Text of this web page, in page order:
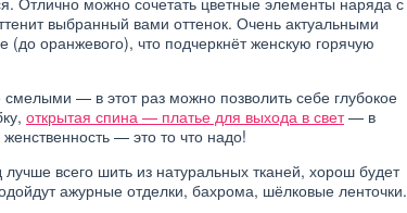
выбранный вами оттенок. Очень актуальными
оранжевого), что подчеркнёт женскую горячую
смелыми — в этот раз можно позволить себе глубокое
открытая спина — платье для выхода в свет— в
— это то что надо!
всего шить из натуральных тканей, хорош будет
ажурные отделки, бахрома, шёлковые ленточки.